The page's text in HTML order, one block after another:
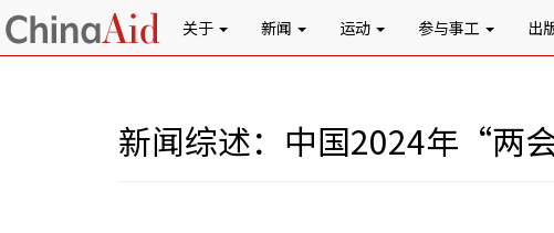
关于 新闻 运动 参与事工 出
新闻综述：中国2024年“两